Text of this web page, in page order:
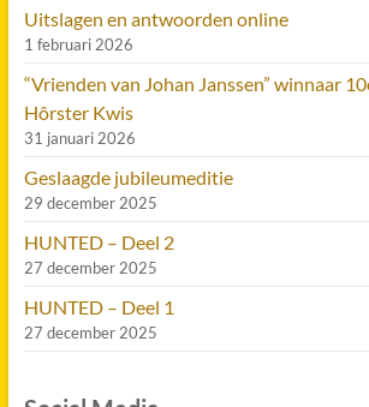
Uitslagen en antwoorden online
1 februari 2026
“Vrienden van Johan Janssen” winnaar
Hôrster Kwis
31 januari 2026
Geslaagde jubileumeditie
29 december 2025
HUNTED – Deel 2
27 december 2025
HUNTED – Deel 1
27 december 2025